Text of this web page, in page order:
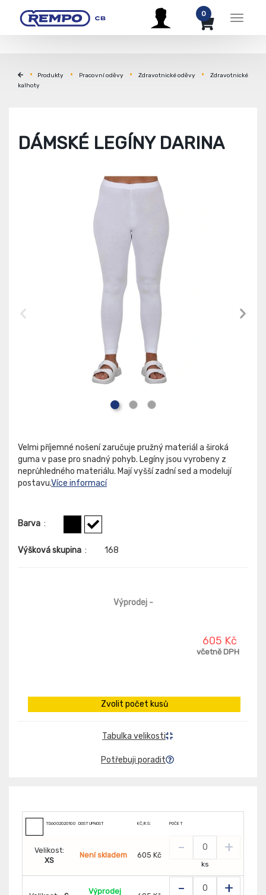
Menu
0
Produkty Pracovní oděvy Zdravotnické oděvy
Zdravotnické
kalhoty
DÁMSKÉ LEGÍNY DARINA
Velmi příjemné nošení zaručuje pružný materiál a široká
guma v pase pro snadný pohyb. Legíny jsou vyrobeny z
neprůhledného materiálu. Mají vyšší zadní sed a modelují
postavu.Více informací
Barva :
Výšková skupina : 168
Výprodej-
605 Kč
včetně DPH
Zvolit počet kusů
Tabulka velikosti
Potřebuji poradit
TD6002020100000DOSTUPNOST KČ/KS: POČET
Velikost:
XS
Není skladem 605 Kč - +
ks
Výprodej
- +